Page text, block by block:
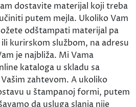
dostavite materijal koji treba
putem mejla. Ukoliko Vam
odštampati materijal pa
kurirskom službom, na adresu
je najbliža. Mi Vama
kataloga u skladu sa
zahtevom. A ukoliko
u štampanoj formi, putem
da usluga slanja nije